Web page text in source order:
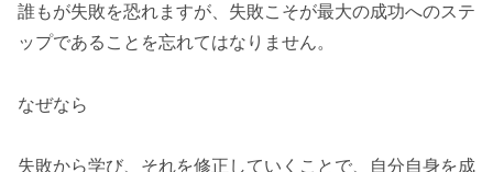
誰もが失敗を恐れますが、失敗こそが最大の成功へのステ
ップであることを忘れてはなりません。
なぜなら
失敗から学び、それを修正していくことで、自分自身を成